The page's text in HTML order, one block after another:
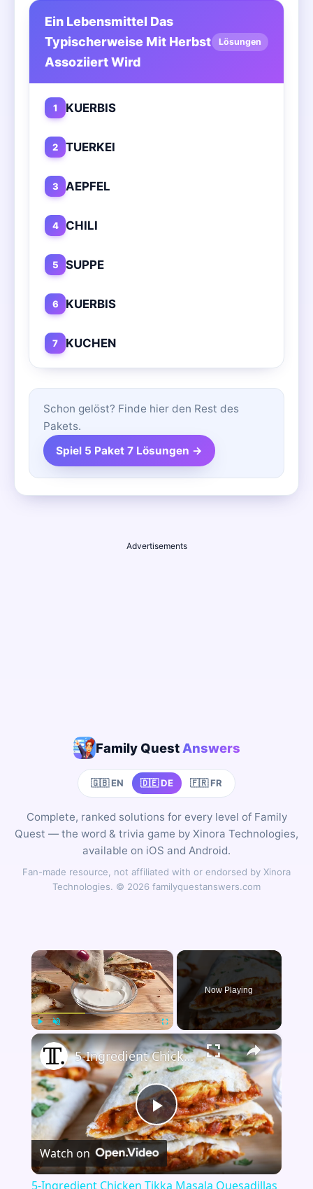
Ein Lebensmittel Das
Typischerweise Mit Herbst
Assoziiert Wird
Lösungen
1 KUERBIS
2 TUERKEI
3 AEPFEL
4 CHILI
5 SUPPE
6 KUERBIS
7 KUCHEN
Schon gelöst? Finde hier den Rest des
Pakets.
Spiel 5 Paket 7 Lösungen →
Advertisements
Family Quest Answers
🇬🇧 EN 🇩🇪 DE 🇫🇷 FR
Complete, ranked solutions for every level of Family
Quest — the word & trivia game by Xinora Technologies,
available on iOS and Android.
Fan-made resource, not affiliated with or endorsed by Xinora
Technologies. © 2026 familyquestanswers.com
×
Play Unmute Fullscreen
Now Playing
×
Play
Video
5-Ingredient Chicken Tikka Masala Quesadillas Recipe
Watch on
5-Ingredient Chicken Tikka Masala Quesadillas